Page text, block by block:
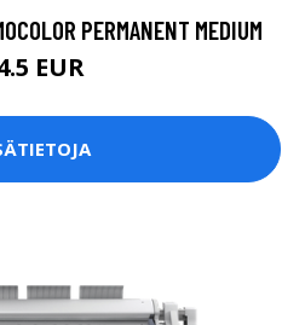
PERMANENT MEDIUM
EUR